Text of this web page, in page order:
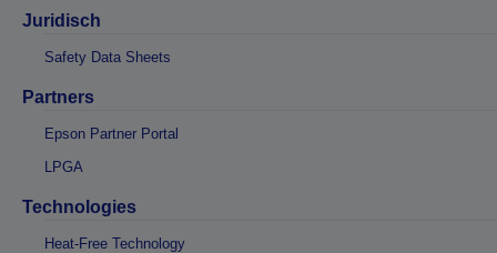
Juridisch
Safety Data Sheets
Partners
Epson Partner Portal
LPGA
Technologies
Heat-Free Technology